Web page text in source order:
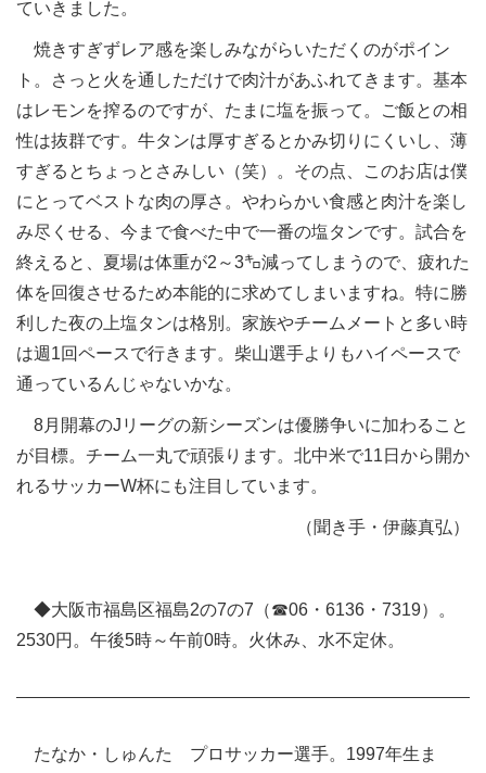
ていきました。
焼きすぎずレア感を楽しみながらいただくのがポイン
ト。さっと火を通しただけで肉汁があふれてきます。基本
はレモンを搾るのですが、たまに塩を振って。ご飯との相
性は抜群です。牛タンは厚すぎるとかみ切りにくいし、薄
すぎるとちょっとさみしい（笑）。その点、このお店は僕
にとってベストな肉の厚さ。やわらかい食感と肉汁を楽し
み尽くせる、今まで食べた中で一番の塩タンです。試合を
終えると、夏場は体重が2～3㌔減ってしまうので、疲れた
体を回復させるため本能的に求めてしまいますね。特に勝
利した夜の上塩タンは格別。家族やチームメートと多い時
は週1回ペースで行きます。柴山選手よりもハイペースで
通っているんじゃないかな。
8月開幕のJリーグの新シーズンは優勝争いに加わること
が目標。チーム一丸で頑張ります。北中米で11日から開か
れるサッカーW杯にも注目しています。
（聞き手・伊藤真弘）
◆大阪市福島区福島2の7の7（☎06・6136・7319）。
2530円。午後5時～午前0時。火休み、水不定休。
たなか・しゅんた プロサッカー選手。1997年生ま